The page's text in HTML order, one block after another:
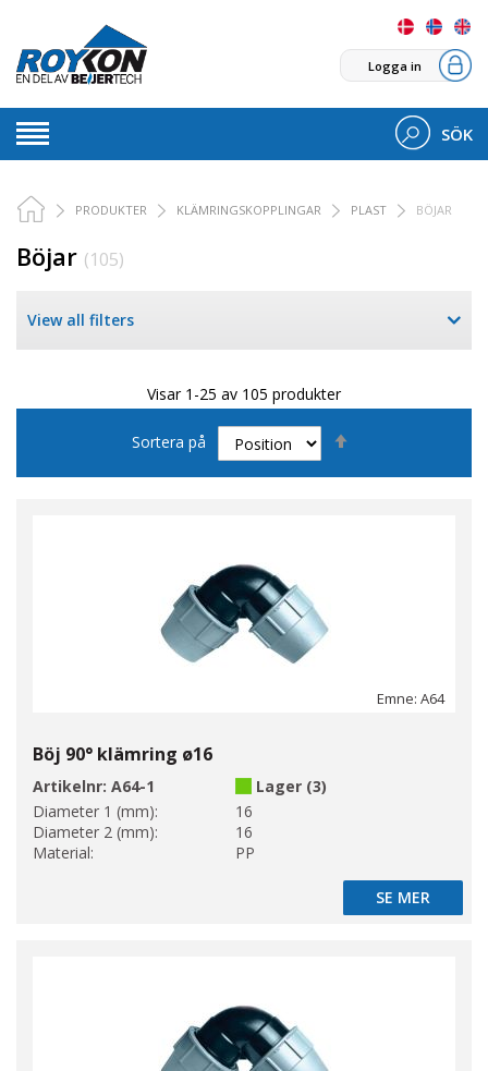
Logga in
SÖK
PRODUKTER KLÄMRINGSKOPPLINGAR PLAST BÖJAR
Böjar (105)
View all filters
Visar 1-25 av 105 produkter
Sortera på
Emne: A64
Böj 90° klämring ø16
Artikelnr: A64-1
Lager (3)
Diameter 1 (mm):
16
Diameter 2 (mm):
16
Material:
PP
SE MER
SE MER